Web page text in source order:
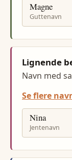
Magne
Guttenavn
Lignende
Navn med
Se flere
Nina
Jentenavn